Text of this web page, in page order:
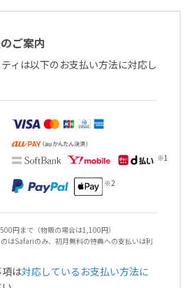
ご案内
ィは以下のお支払い方法に対応し
円まで（物販の場合は1,100円）
はSafariのみ、初月無料の特典への支払いは利
は対応しているお支払い方法に